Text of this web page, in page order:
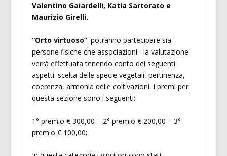
Valentino Gaiardelli, Katia Sartorato e
Maurizio Girelli.
“Orto virtuoso”: potranno partecipare sia
persone fisiche che associazioni– la valutazione
verrà effettuata tenendo conto dei seguenti
aspetti: scelta delle specie vegetali, pertinenza,
coerenza, armonia delle coltivazioni. I premi per
questa sezione sono i seguenti:
1° premio € 300,00 – 2° premio € 200,00 – 3°
premio € 100,00;